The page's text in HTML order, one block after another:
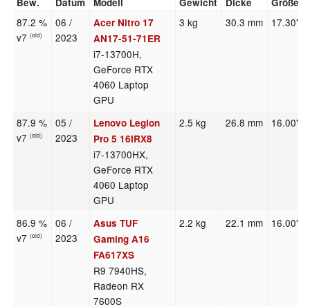
Bew. Datum Modell Gewicht Dicke Größe
87.2 %
v7(old)
06 /
2023
Acer Nitro 17
AN17-51-71ER
i7-13700H,
GeForce RTX
4060 Laptop
GPU
3 kg 30.3 mm 17.30"
87.9 %
v7(old)
05 /
2023
Lenovo Legion
Pro 5 16IRX8
i7-13700HX,
GeForce RTX
4060 Laptop
GPU
2.5 kg 26.8 mm 16.00"
86.9 %
v7(old)
06 /
2023
Asus TUF
Gaming A16
FA617XS
R9 7940HS,
Radeon RX
7600S
2.2 kg 22.1 mm 16.00"